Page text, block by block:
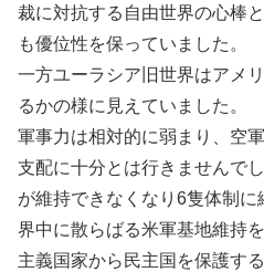
裁に対抗する自由世界の心棒
も優位性を保っていました。
一方ユーラシア旧世界はアメ
るかの様に見えていました。
軍事力は相対的に弱まり、空
支配に十分とは行きませんで
が維持できなくなり 6隻体制に
界中に散らばる米軍基地維持
主義国家から民主国を保護す